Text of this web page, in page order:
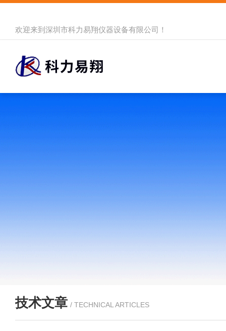
欢迎来到 深圳市科力易翔仪器设备有限公司 ！
技术文章 / TECHNICAL ARTICLES